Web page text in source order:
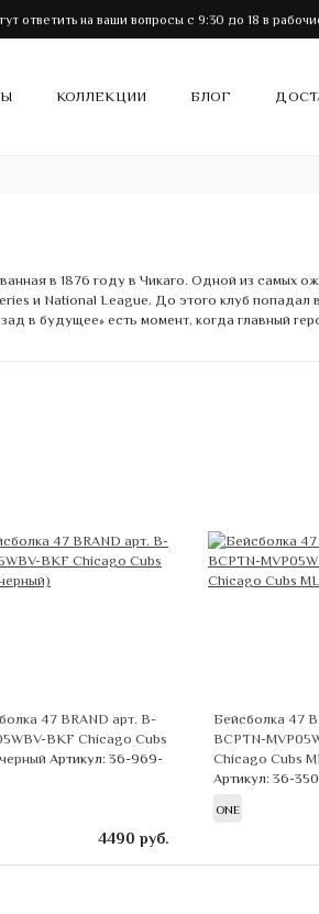
ответить на ваши вопросы с 9:30 до 18 в
КОЛЛЕКЦИИ БЛОГ
в 1876 году в Чикаго. Одной из самых
и National League. До этого клуб
в будущее» есть момент, когда главный
47 BRAND арт. B-
BKF Chicago Cubs
Артикул: 36-969-
4490 руб.
Бейсболка 47
BCPTN-
Chicago Cubs
Артикул: 36-
ONE